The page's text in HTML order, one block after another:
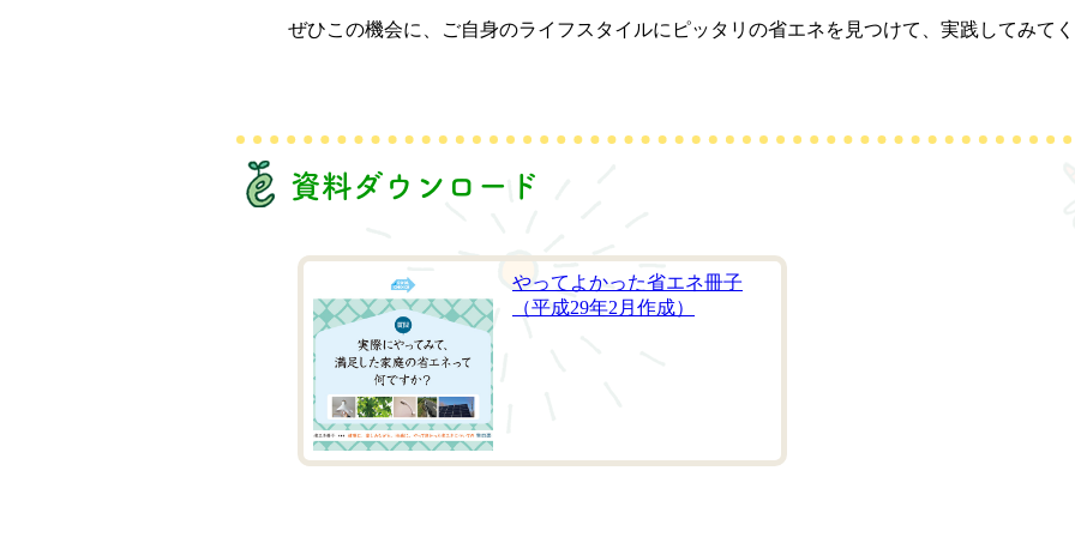
ぜひこの機会に、ご自身のライフスタイルにピッタリの省エネを見つけて、実践してみて
資料ダウンロード
やってよかった省エネ冊子
（平成29年2月作成）